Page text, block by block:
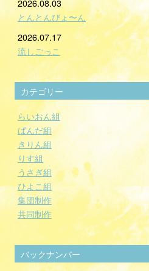
2026.08.03
とんとんびょ〜ん
2026.07.17
流しごっこ
カテゴリー
らいおん組
ぱんだ組
きりん組
りす組
うさぎ組
ひよこ組
集団制作
共同制作
バックナンバー